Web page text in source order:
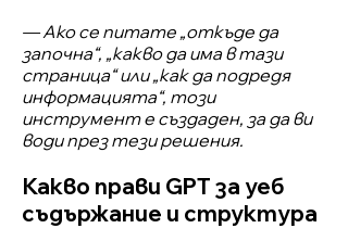
— Ако се питате „откъде да
започна“, „какво да има в тази
страница“ или „как да подредя
информацията“, този
инструмент е създаден, за да ви
води през тези решения.
Какво прави GPT за уеб
съдържание и структура